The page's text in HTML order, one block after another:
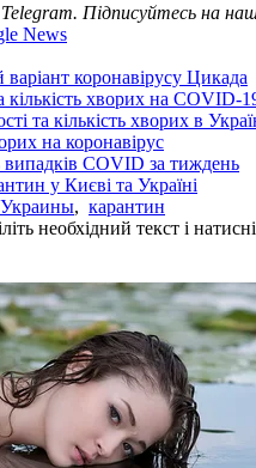
Підписуйтесь на
News
коронавірусу Цикада
кількість хворих на COVID-
та кількість хворих в
на коронавірус
випадків COVID за тиждень
у Києві та Україні
, карантин
необхідний текст і